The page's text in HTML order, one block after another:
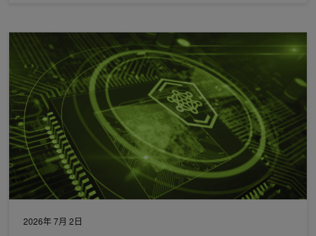
2026年 7月 2日
基于硬件的 AI 安全性不会拖慢您的速度